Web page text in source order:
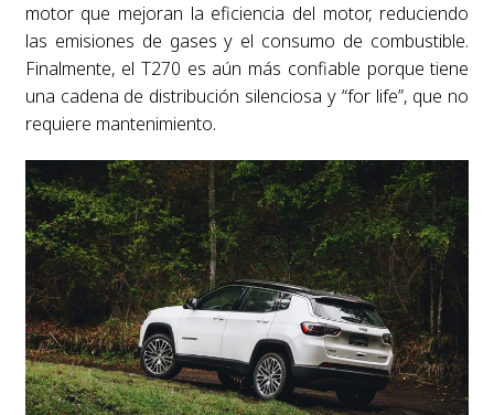
motor que mejoran la eficiencia del motor, reduciendo
las emisiones de gases y el consumo de combustible.
Finalmente, el T270 es aún más confiable porque tiene
una cadena de distribución silenciosa y “for life”, que no
requiere mantenimiento.